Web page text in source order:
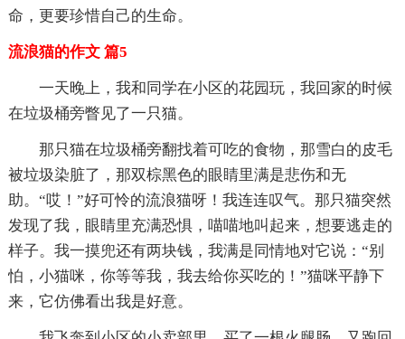
命，更要珍惜自己的生命。
流浪猫的作文 篇5
一天晚上，我和同学在小区的花园玩，我回家的时候
在垃圾桶旁瞥见了一只猫。
那只猫在垃圾桶旁翻找着可吃的食物，那雪白的皮毛
被垃圾染脏了，那双棕黑色的眼睛里满是悲伤和无
助。“哎！”好可怜的流浪猫呀！我连连叹气。那只猫突然
发现了我，眼睛里充满恐惧，喵喵地叫起来，想要逃走的
样子。我一摸兜还有两块钱，我满是同情地对它说：“别
怕，小猫咪，你等等我，我去给你买吃的！”猫咪平静下
来，它仿佛看出我是好意。